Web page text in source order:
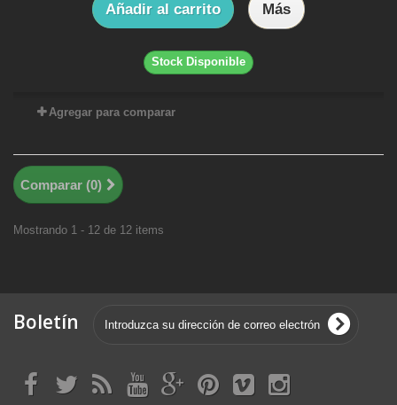
Añadir al carrito Más
Stock Disponible
Agregar para comparar
Comparar (0)
Mostrando 1 - 12 de 12 items
Boletín